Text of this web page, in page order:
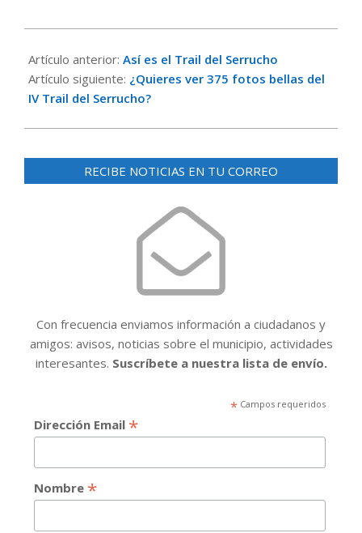
01-
18
Artículo anterior: Así es el Trail del Serrucho
Artículo siguiente: ¿Quieres ver 375 fotos bellas del
IV Trail del Serrucho?
RECIBE NOTICIAS EN TU CORREO
Con frecuencia enviamos información a ciudadanos y
amigos: avisos, noticias sobre el municipio, actividades
interesantes. Suscríbete a nuestra lista de envío.
*Campos requeridos
Dirección Email *
Nombre *